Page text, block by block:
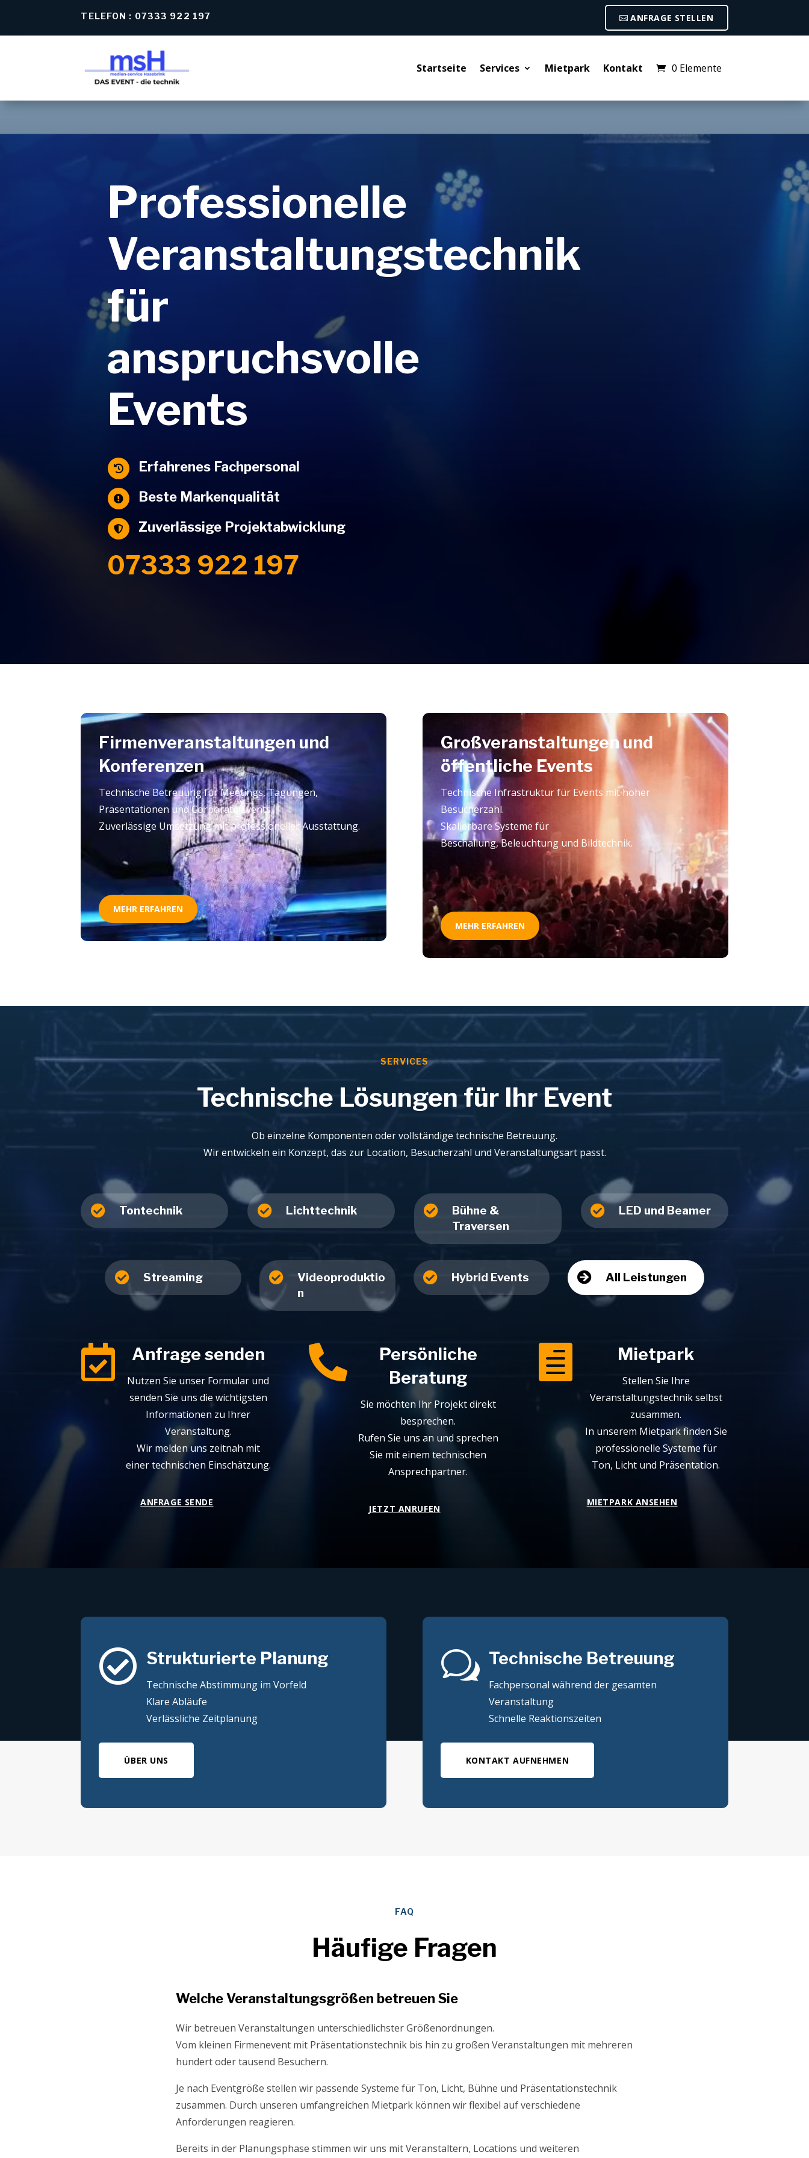
TELEFON : 07333 922 197 ANFRAGE STELLEN
Startseite Services Mietpark Kontakt 0 Elemente
Professionelle
Veranstaltungstechnik
für
anspruchsvolle
Events
 Erfahrenes Fachpersonal
 Beste Markenqualität
 Zuverlässige Projektabwicklung
07333 922 197
Firmenveranstaltungen und
Konferenzen
Technische Betreuung für Meetings, Tagungen,
Präsentationen und Corporate Events.
Zuverlässige Umsetzung mit professioneller Ausstattung.
MEHR ERFAHREN
Großveranstaltungen und
öffentliche Events
Technische Infrastruktur für Events mit hoher
Besucherzahl.
Skalierbare Systeme für
Beschallung, Beleuchtung und Bildtechnik.
MEHR ERFAHREN
SERVICES
Technische Lösungen für Ihr Event
Ob einzelne Komponenten oder vollständige technische Betreuung.
Wir entwickeln ein Konzept, das zur Location, Besucherzahl und Veranstaltungsart passt.
 Tontechnik  Lichttechnik 
Bühne &
Traversen
 LED und Beamer
 Streaming 
Videoproduktio
n
 Hybrid Events  All Leistungen
 Anfrage senden
Nutzen Sie unser Formular und
senden Sie uns die wichtigsten
Informationen zu Ihrer
Veranstaltung.
Wir melden uns zeitnah mit
einer technischen Einschätzung.
ANFRAGE SENDE

Persönliche
Beratung
Sie möchten Ihr Projekt direkt
besprechen.
Rufen Sie uns an und sprechen
Sie mit einem technischen
Ansprechpartner.
JETZT ANRUFEN
 Mietpark
Stellen Sie Ihre
Veranstaltungstechnik selbst
zusammen.
In unserem Mietpark finden Sie
professionelle Systeme für
Ton, Licht und Präsentation.
MIETPARK ANSEHEN
 Strukturierte Planung
Technische Abstimmung im Vorfeld
Klare Abläufe
Verlässliche Zeitplanung
ÜBER UNS
w Technische Betreuung
Fachpersonal während der gesamten
Veranstaltung
Schnelle Reaktionszeiten
KONTAKT AUFNEHMEN
FAQ
Häufige Fragen
Welche Veranstaltungsgrößen betreuen Sie
Wir betreuen Veranstaltungen unterschiedlichster Größenordnungen.
Vom kleinen Firmenevent mit Präsentationstechnik bis hin zu großen Veranstaltungen mit mehreren
hundert oder tausend Besuchern.
Je nach Eventgröße stellen wir passende Systeme für Ton, Licht, Bühne und Präsentationstechnik
zusammen. Durch unseren umfangreichen Mietpark können wir flexibel auf verschiedene
Anforderungen reagieren.
Bereits in der Planungsphase stimmen wir uns mit Veranstaltern, Locations und weiteren